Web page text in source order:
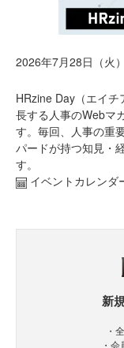
2026年7月28日（火
HRzine Day（エイ
長する人事のWebマ
す。毎回、人事の重
パードが持つ知見・
す。
イベントカレンダ
新
・
・